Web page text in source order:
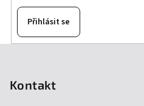
Přihlásit se
Kontakt